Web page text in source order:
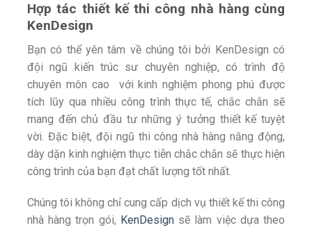
Hợp tác thiết kế thi công nhà hàng cùng
KenDesign
Bạn có thể yên tâm về chúng tôi bởi KenDesign có
đội ngũ kiến trúc sư chuyên nghiệp, có trình độ
chuyên môn cao với kinh nghiệm phong phú được
tích lũy qua nhiều công trình thực tế, chắc chắn sẽ
mang đến chủ đầu tư những ý tưởng thiết kế tuyệt
vời. Đặc biệt, đội ngũ thi công nhà hàng năng động,
dày dặn kinh nghiệm thực tiễn chắc chắn sẽ thực hiện
công trình của bạn đạt chất lượng tốt nhất.
Chúng tôi không chỉ cung cấp dịch vụ thiết kế thi công
nhà hàng trọn gói, KenDesignsẽ làm việc dựa theo